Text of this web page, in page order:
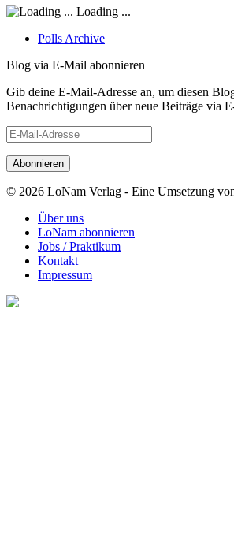
Loading ...
Polls Archive
Blog via E-Mail abonnieren
Gib deine E-Mail-Adresse an, um diesen
Benachrichtigungen über neue Beiträge via
E-
Mail-
Adresse
© 2026 LoNam Verlag - Eine Umsetzung
Über uns
LoNam abonnieren
Jobs / Praktikum
Kontakt
Impressum